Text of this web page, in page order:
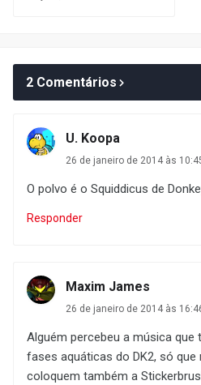
2 Comentários
U. Koopa
26 de janeiro de 2014 às
O polvo é o Squiddicus de
Responder
Maxim James
26 de janeiro de 2014 às
Alguém percebeu a música que
fases aquáticas do DK2, só que
coloquem também a